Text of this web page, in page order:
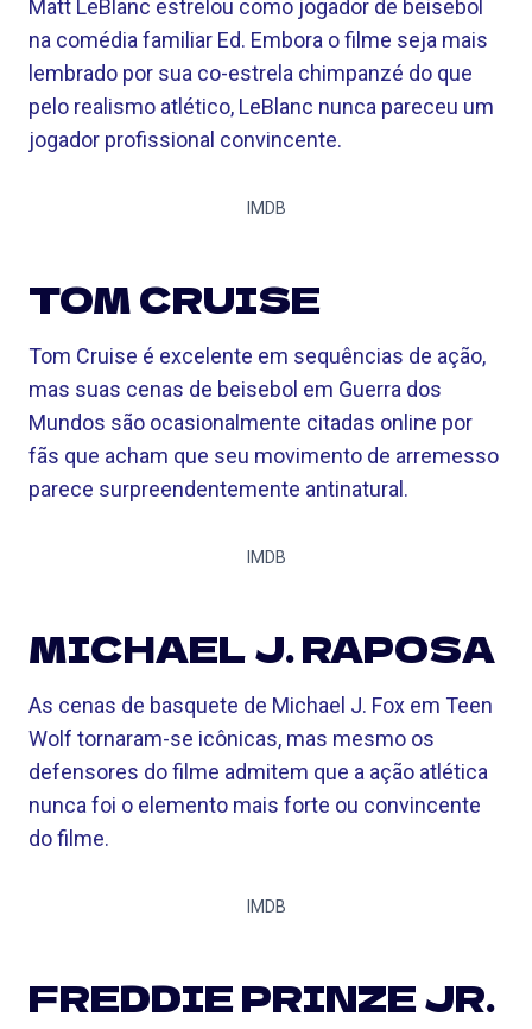
Matt LeBlanc estrelou como jogador de beisebol
na comédia familiar Ed. Embora o filme seja mais
lembrado por sua co-estrela chimpanzé do que
pelo realismo atlético, LeBlanc nunca pareceu um
jogador profissional convincente.
IMDB
TOM CRUISE
Tom Cruise é excelente em sequências de ação,
mas suas cenas de beisebol em Guerra dos
Mundos são ocasionalmente citadas online por
fãs que acham que seu movimento de arremesso
parece surpreendentemente antinatural.
IMDB
MICHAEL J. RAPOSA
As cenas de basquete de Michael J. Fox em Teen
Wolf tornaram-se icônicas, mas mesmo os
defensores do filme admitem que a ação atlética
nunca foi o elemento mais forte ou convincente
do filme.
IMDB
FREDDIE PRINZE JR.